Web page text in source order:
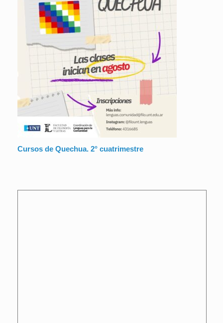
Cursos de Quechua. 2° cuatrimestre